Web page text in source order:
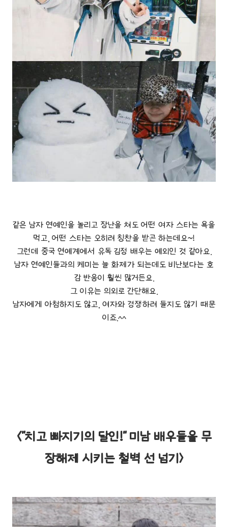
같은 남자 연예인을 놀리고 장난을 쳐도 어떤 여자 스타는 욕을
먹고, 어떤 스타는 오히려 칭찬을 받곤 하는데요~!
그런데 중국 연예계에서 유독 김정 배우는 예외인 것 같아요.
남자 연예인들과의 케미는 늘 화제가 되는데도 비난보다는 호
감 반응이 훨씬 많거든요.
그 이유는 의외로 간단해요.
남자에게 아첨하지도 않고, 여자와 경쟁하려 들지도 않기 때문
이죠.^^
<"치고 빠지기의 달인!" 미남 배우들을 무
장해제 시키는 철벽 선 넘기>